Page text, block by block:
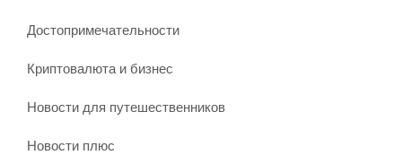
Достопримечательности
Криптовалюта и бизнес
Новости для путешественников
Новости плюс